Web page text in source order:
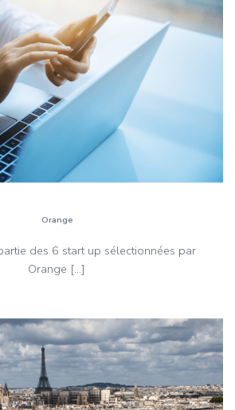
Orange
des 6 start up sélectionnées par
Orange […]